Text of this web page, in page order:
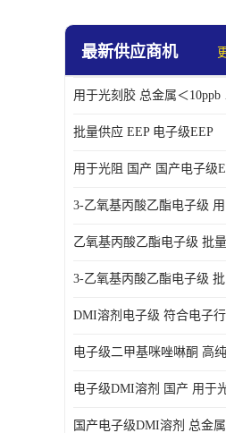
最新供应商机
用
批量供应 EEP 电子级EEP
用于光阻 国产 国产电子级